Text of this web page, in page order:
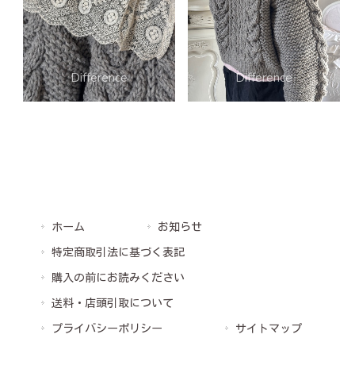
ホーム
お知らせ
特定商取引法に基づく表記
購入の前にお読みください
送料・店頭引取について
プライバシーポリシー
サイトマップ